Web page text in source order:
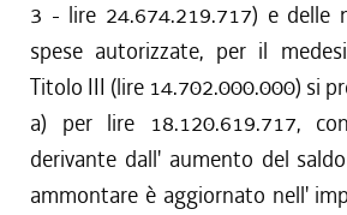
3 - lire 24.674.219.717) e delle
spese autorizzate, per il
Titolo III (lire 14.702.000.000) si
a) per lire 18.120.619.717,
derivante dall' aumento del
ammontare è aggiornato nell'